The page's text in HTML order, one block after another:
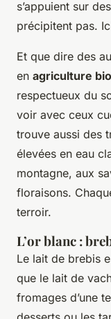
s’appuient sur
précipitent pas.
Et que dire des
en agriculture
respectueux du
voir avec ceux
trouve aussi des
élevées en eau
montagne, aux
floraisons.
terroir.
L’or blanc :
Le lait de brebis
que le lait de
fromages d’une